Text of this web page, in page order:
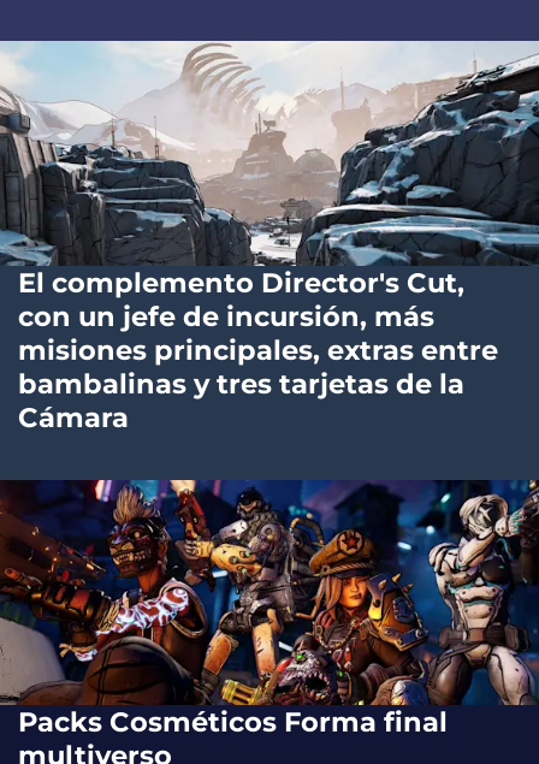
El complemento Director's Cut,
con un jefe de incursión, más
misiones principales, extras entre
bambalinas y tres tarjetas de la
Cámara
Packs Cosméticos Forma final
multiverso